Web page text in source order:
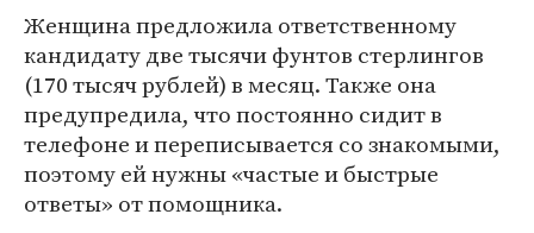
Женщина предложила ответственному
кандидату две тысячи фунтов стерлингов
(170 тысяч рублей) в месяц. Также она
предупредила, что постоянно сидит в
телефоне и переписывается со знакомыми,
поэтому ей нужны «частые и быстрые
ответы» от помощника.